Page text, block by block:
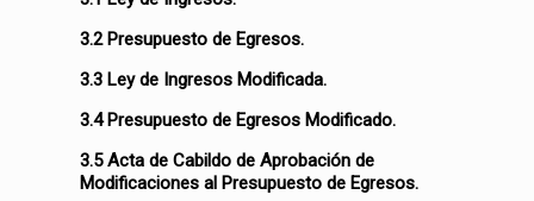
3.2 Presupuesto de Egresos.
3.3 Ley de Ingresos Modificada.
3.4 Presupuesto de Egresos Modificado.
3.5 Acta de Cabildo de Aprobación de
Modificaciones al Presupuesto de Egresos.